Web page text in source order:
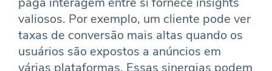
valiosos. Por exemplo, um cliente pode ver
taxas de conversão mais altas quando os
usuários são expostos a anúncios em
várias plataformas. Essas sinergias podem